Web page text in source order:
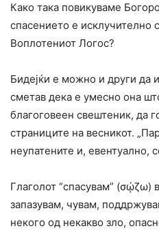
Како така повикуваме
спасението е исклучително
Воплотениот Логос?
Бидејќи е можно и други да
сметав дека е умесно она
благоговеен свештеник, да
страниците на весникот.
неупатените и, евентуално,
Глаголот “спасувам” (σῴζω)
запазувам, чувам,
некого од некакво зло,